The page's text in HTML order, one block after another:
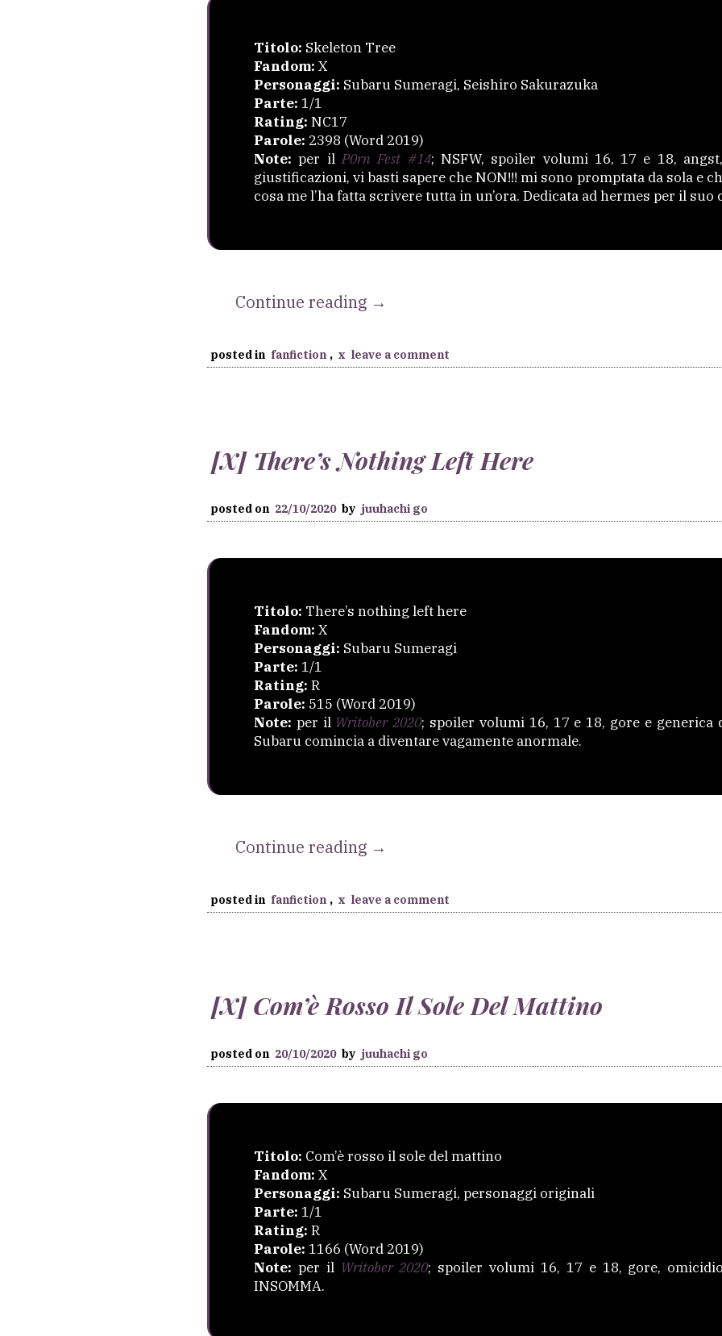
Titolo: Skeleton Tree
Fandom: X
Personaggi: Subaru Sumeragi, Seishiro Sakurazuka
Parte: 1/1
Rating: NC17
Parole: 2398 (Word 2019)
Note: per il P0rn Fest #14; NSFW, spoiler volumi 16, 17 e 18,
giustificazioni, vi basti sapere che NON!!! mi sono promptata da sola e
cosa me l’ha fatta scrivere tutta in un’ora. Dedicata ad hermes per il suo
Continue reading “[X]
Tree”
→
posted in fanfiction , x leave a comment
[X] There’s Nothing Left Here
posted on 22/10/2020 by juuhachi go
Titolo: There’s nothing left here
Fandom: X
Personaggi: Subaru Sumeragi
Parte: 1/1
Rating: R
Parole: 515 (Word 2019)
Note: per il Writober 2020; spoiler volumi 16, 17 e 18, gore e
Subaru comincia a diventare vagamente anormale.
Continue reading “[X]
nothing
left
→
posted in fanfiction , x leave a comment
[X] Com’è Rosso Il Sole Del Mattino
posted on 20/10/2020 by juuhachi go
Titolo: Com’è rosso il sole del mattino
Fandom: X
Personaggi: Subaru Sumeragi, personaggi originali
Parte: 1/1
Rating: R
Parole: 1166 (Word 2019)
Note: per il Writober 2020; spoiler volumi 16, 17 e 18, gore,
INSOMMA.